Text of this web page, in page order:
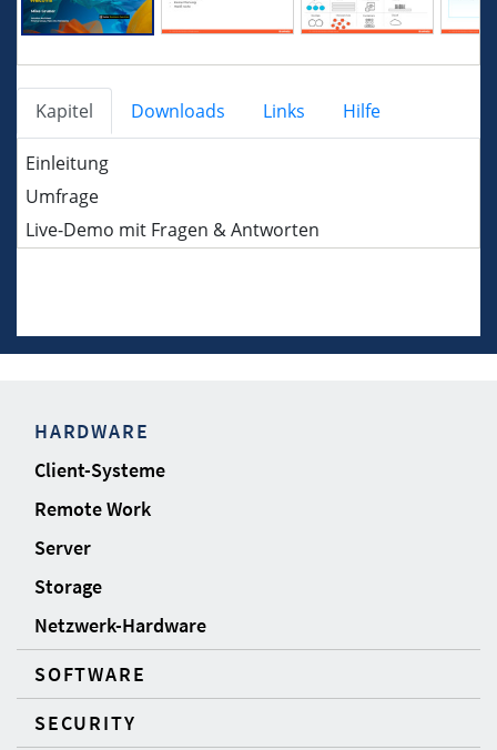
HARDWARE
Client-Systeme
Remote Work
Server
Storage
Netzwerk-Hardware
SOFTWARE
SECURITY